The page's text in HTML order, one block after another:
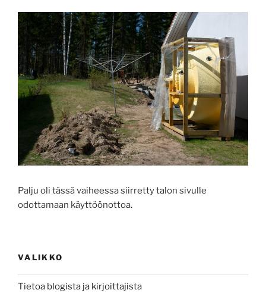
Palju oli tässä vaiheessa siirretty talon sivulle
odottamaan käyttöönottoa.
VALIKKO
Tietoa blogista ja kirjoittajista